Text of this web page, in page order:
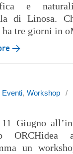
e
di Linosa.
ha tre giorni in
→
Eventi,Workshop /
11 Giugno
un